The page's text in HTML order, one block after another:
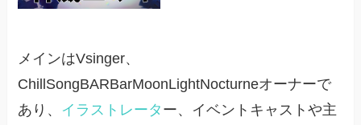
メインはVsinger、
ChillSongBARBarMoonLightNocturneオーナーで
あり、 イラストレータ ー、イベントキャストや主